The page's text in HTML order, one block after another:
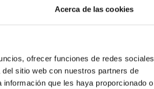
Acerca de las cookies
ofrecer funciones de redes sociales
sitio web con nuestros partners de
que les haya proporcionado o